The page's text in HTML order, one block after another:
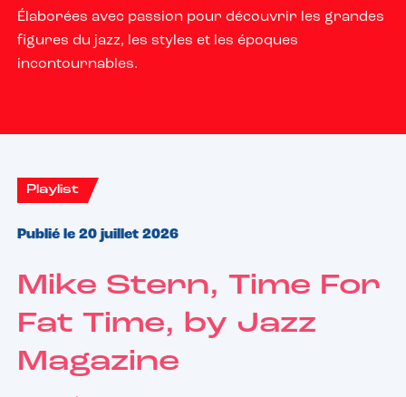
Élaborées avec passion pour découvrir les grandes
figures du jazz, les styles et les époques
incontournables.
Playlist
Publié le 20 juillet 2026
Mike Stern, Time For
Fat Time, by Jazz
Magazine